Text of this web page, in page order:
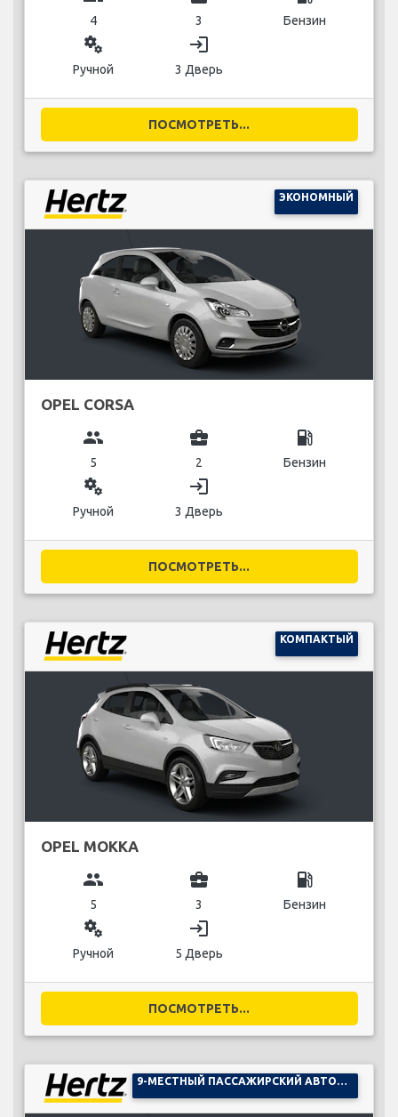
4 3 Бензин
miscellaneous_services
Ручной
login
3 Дверь
ПОСМОТРЕТЬ...
ЭКОНОМНЫЙ
OPEL CORSA
group
5
business_center
2
local_gas_station
Бензин
miscellaneous_services
Ручной
login
3 Дверь
ПОСМОТРЕТЬ...
КОМПАКТЫЙ
OPEL MOKKA
group
5
business_center
3
local_gas_station
Бензин
miscellaneous_services
Ручной
login
5 Дверь
ПОСМОТРЕТЬ...
9-МЕСТНЫЙ ПАССАЖИРСКИЙ АВТОМОБИЛЬ